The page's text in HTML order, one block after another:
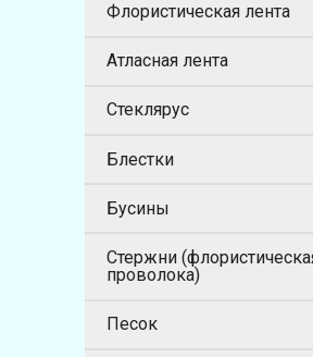
Флористическая лента
Атласная лента
Стеклярус
Блестки
Бусины
Стержни
проволока)
Песок